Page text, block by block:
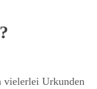
vielerlei Urkunden